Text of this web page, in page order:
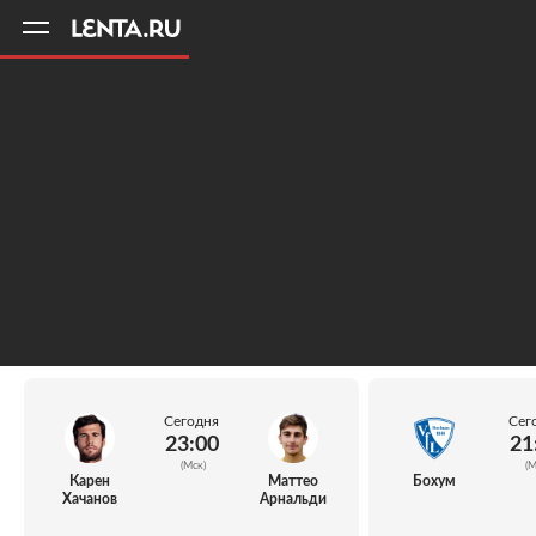
Карен
Хачанов
Сегодня
23:00
(Мск)
Маттео
Арнальди
Бохум